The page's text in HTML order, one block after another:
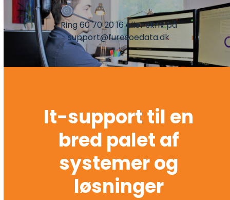
Ring 60 70 20 16 eller skriv på
support@furesoedata.dk
It-support til en
bred palet af
systemer og
løsninger